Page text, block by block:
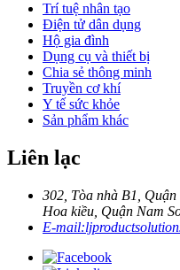
Trí tuệ nhân tạo
Điện tử dân dụng
Hộ gia đình
Dụng cụ và thiết bị
Chia sẻ thông minh
Truyền cơ khí
Y tế sức khỏe
Sản phẩm khác
Liên lạc
302, Tòa nhà B1,
Hoa kiều, Quận Nam
E-mail: